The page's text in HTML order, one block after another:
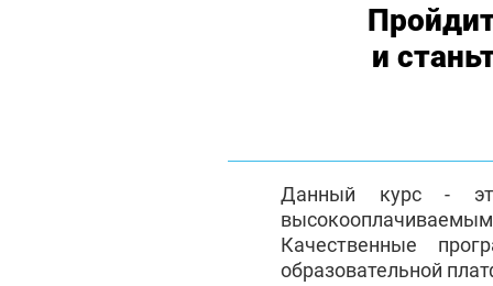
и
Данный курс -
Качественные
образовательной